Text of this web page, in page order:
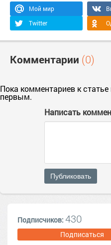
Мой мир
Twitter
Комментарии (0)
Пока комментариев к
первым.
Написать
Публиковать
Подписчиков: 430
Подписаться